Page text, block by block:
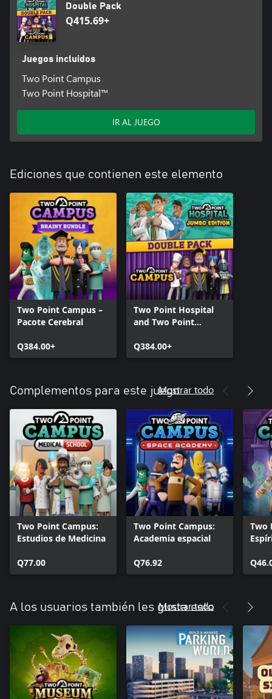
Double Pack
Q415.69+
Juegos incluidos
Two Point Campus
Two Point Hospital™
IR AL JUEGO
Ediciones que contienen este elemento
Two Point Campus –
Pacote Cerebral
Q384.00+
Two Point Hospital
and Two Point
Q384.00+
Complementos para este juegoMostrar todo
Two Point Campus:
Estudios de Medicina
Q77.00
Two Point Campus:
Academia espacial
Q76.92
Two
A los usuarios también les gusta esto
Mostrar todo